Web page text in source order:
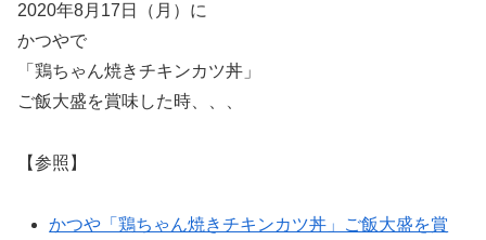
2020年8月17日（月）に
かつやで
「鶏ちゃん焼きチキンカツ丼」
ご飯大盛を賞味した時、、、
【参照】
かつや「鶏ちゃん焼きチキンカツ丼」ご飯大盛を賞